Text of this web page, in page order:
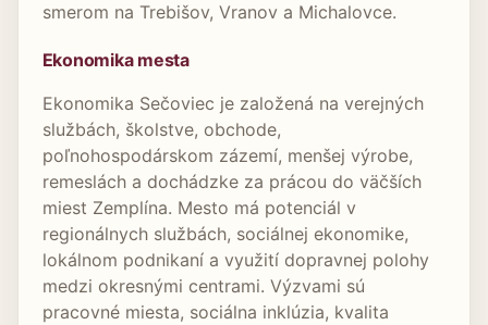
smerom na Trebišov, Vranov a Michalovce.
Ekonomika mesta
Ekonomika Sečoviec je založená na verejných
službách, školstve, obchode,
poľnohospodárskom zázemí, menšej výrobe,
remeslách a dochádzke za prácou do väčších
miest Zemplína. Mesto má potenciál v
regionálnych službách, sociálnej ekonomike,
lokálnom podnikaní a využití dopravnej polohy
medzi okresnými centrami. Výzvami sú
pracovné miesta, sociálna inklúzia, kvalita